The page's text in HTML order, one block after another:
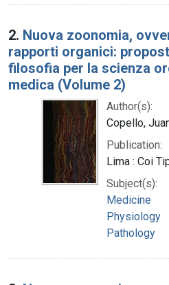
2. Nuova zoonomia,
rapporti organici:
filosofia per la scienza
medica (Volume 2)
Author(s):
Copello,
Publication:
Lima : Coi
Subject(s):
Medicine
Physiology
Pathology